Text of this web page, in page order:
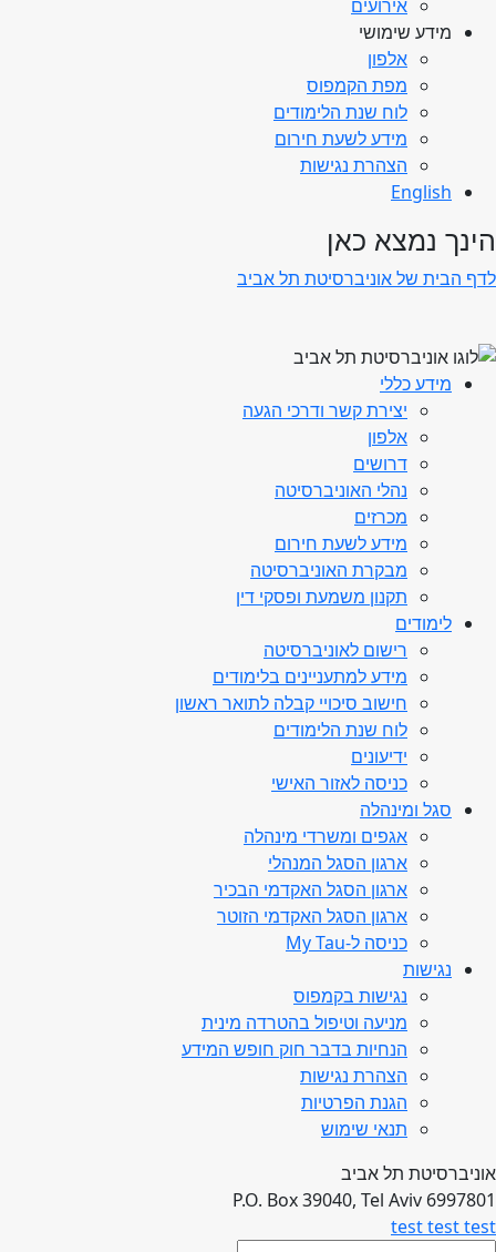
אירועים
מידע שימושי
אלפון
מפת הקמפוס
לוח שנת הלימודים
מידע לשעת חירום
הצהרת נגישות
English
הינך נמצא כאן
לדף הבית של אוניברסיטת תל אביב
מידע כללי
יצירת קשר ודרכי הגעה
אלפון
דרושים
נהלי האוניברסיטה
מכרזים
מידע לשעת חירום
מבקרת האוניברסיטה
תקנון משמעת ופסקי דין
לימודים
רישום לאוניברסיטה
מידע למתעניינים בלימודים
חישוב סיכויי קבלה לתואר ראשון
לוח שנת הלימודים
ידיעונים
כניסה לאזור האישי
סגל ומינהלה
אגפים ומשרדי מינהלה
ארגון הסגל המנהלי
ארגון הסגל האקדמי הבכיר
ארגון הסגל האקדמי הזוטר
כניסה ל-My Tau
נגישות
נגישות בקמפוס
מניעה וטיפול בהטרדה מינית
הנחיות בדבר חוק חופש המידע
הצהרת נגישות
הגנת הפרטיות
תנאי שימוש
אוניברסיטת תל אביב
P.O. Box 39040, Tel Aviv 6997801
test test test